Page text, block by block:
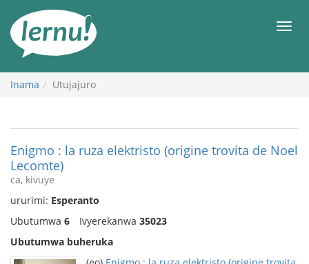
rupapuro
rw'ibirimwo
Inama Utujajuro
Enigmo : la ruza elektristo (origine trovita de Noel
Lecomte)
ca, kivuye
ururimi: Esperanto
Ubutumwa 6 Ivyerekanwa 35023
Ubutumwa buheruka